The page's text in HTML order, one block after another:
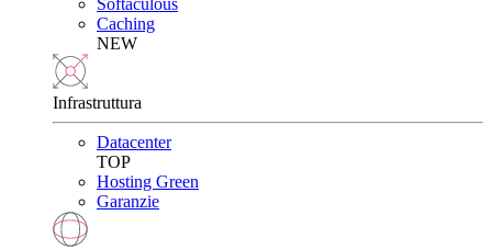
Caching
NEW
Infrastruttura
Datacenter
TOP
Hosting Green
Garanzie